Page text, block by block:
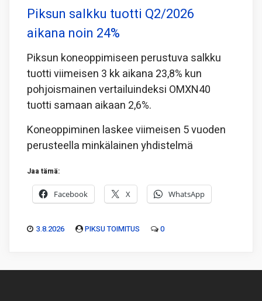
Piksun salkku tuotti Q2/2026
aikana noin 24%
Piksun koneoppimiseen perustuva salkku
tuotti viimeisen 3 kk aikana 23,8% kun
pohjoismainen vertailuindeksi OMXN40
tuotti samaan aikaan 2,6%.
Koneoppiminen laskee viimeisen 5 vuoden
perusteella minkälainen yhdistelmä
Jaa tämä:
Facebook X WhatsApp
3.8.2026 PIKSU TOIMITUS 0